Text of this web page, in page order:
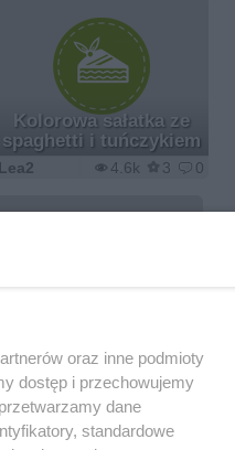
Kolorowa sałatka ze
spaghetti i tuńczykiem
4.6k 3 0
Lea2
oraz inne podmioty
dostęp i przechowujemy
dane
standardowe